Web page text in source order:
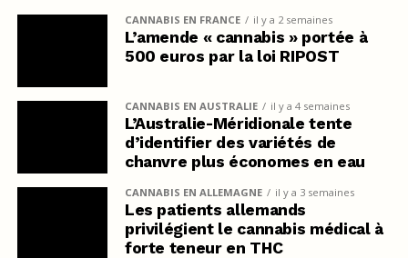
CANNABIS EN FRANCE il y a 2 semaines
L’amende « cannabis » portée à
500 euros par la loi RIPOST
CANNABIS EN AUSTRALIE il y a 4 semaines
L’Australie-Méridionale tente
d’identifier des variétés de
chanvre plus économes en eau
CANNABIS EN ALLEMAGNE il y a 3 semaines
Les patients allemands
privilégient le cannabis médical à
forte teneur en THC